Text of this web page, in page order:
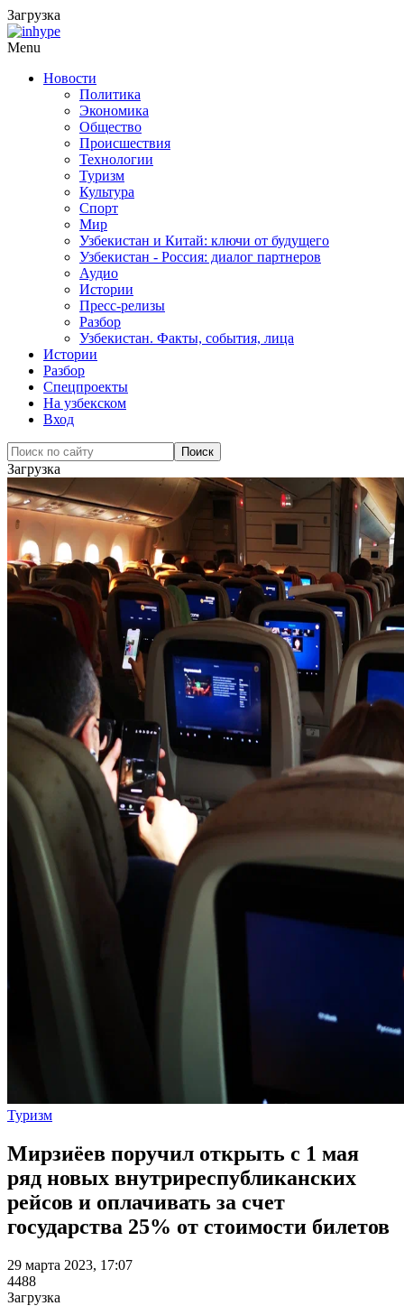
Загрузка
Menu
Новости
Политика
Экономика
Общество
Происшествия
Технологии
Туризм
Культура
Спорт
Мир
Узбекистан и Китай: ключи от будущего
Узбекистан - Россия: диалог партнеров
Аудио
Истории
Пресс-релизы
Разбор
Узбекистан. Факты, события, лица
Истории
Разбор
Спецпроекты
На узбекском
Вход
Загрузка
Туризм
Мирзиёев поручил открыть с 1 мая
ряд новых внутриреспубликанских
рейсов и оплачивать за счет
государства 25% от стоимости билетов
29 марта 2023, 17:07
4488
Загрузка